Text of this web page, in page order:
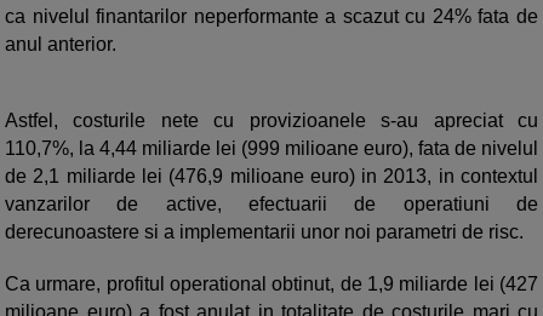
ca nivelul finantarilor neperformante a scazut cu 24% fata de
anul anterior.
Astfel, costurile nete cu provizioanele s-au apreciat cu
110,7%, la 4,44 miliarde lei (999 milioane euro), fata de nivelul
de 2,1 miliarde lei (476,9 milioane euro) in 2013, in contextul
vanzarilor de active, efectuarii de operatiuni de
derecunoastere si a implementarii unor noi parametri de risc.
Ca urmare, profitul operational obtinut, de 1,9 miliarde lei (427